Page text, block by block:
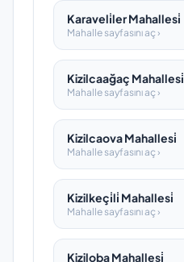
Karaveli̇ler Mahallesi̇
Mahalle sayfasını aç ›
Kizilcaağaç Mahallesi̇
Mahalle sayfasını aç ›
Kizilcaova Mahallesi̇
Mahalle sayfasını aç ›
Kizilkeçi̇li̇ Mahallesi̇
Mahalle sayfasını aç ›
Kiziloba Mahallesi̇